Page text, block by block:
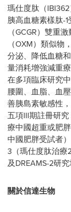
瑪仕度肽（
胰高血糖素樣肽-1
（GCGR）雙重
（OXM）類似物
分泌、降低血糖
量消耗增強減重
在多項臨床研究
腰圍、血脂、血
善胰島素敏感性
五項III期註冊研究
療中國超重或肥
中國肥胖受試者
3（瑪仕度肽治療
及DREAMS-2研究
關於信達生物